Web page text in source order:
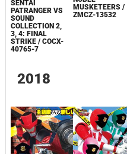
SENTAI
PATRANGER VS
SOUND
COLLECTION 2,
3, 4: FINAL
STRIKE / COCX-
40765-7
MUSKETEERS /
ZMCZ-13532
2018